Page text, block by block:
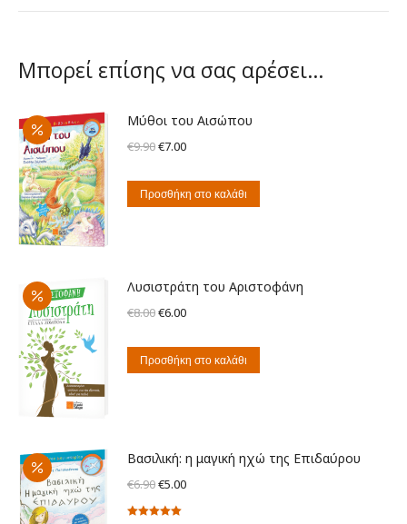
Μπορεί επίσης να σας αρέσει…
Μύθοι του Αισώπου
€9.90Original
was:
€7.00Η
τιμή
Προσθήκη στο καλάθι
Λυσιστράτη του Αριστοφάνη
€8.00Original
was:
€6.00Η
τιμή
Προσθήκη στο καλάθι
Βασιλική: η μαγική ηχώ της Επιδαύρου
€6.90Original
price
€5.00Η